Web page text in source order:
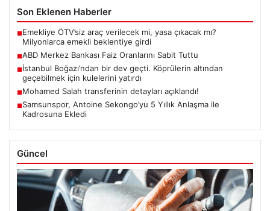
Son Eklenen Haberler
■Emekliye ÖTV’siz araç verilecek mi, yasa çıkacak mı?
Milyonlarca emekli beklentiye girdi
■ABD Merkez Bankası Faiz Oranlarını Sabit Tuttu
■İstanbul Boğazı’ndan bir dev geçti. Köprülerin altından
geçebilmek için kulelerini yatırdı
■Mohamed Salah transferinin detayları açıklandı!
■Samsunspor, Antoine Sekongo’yu 5 Yıllık Anlaşma ile
Kadrosuna Ekledi
Güncel